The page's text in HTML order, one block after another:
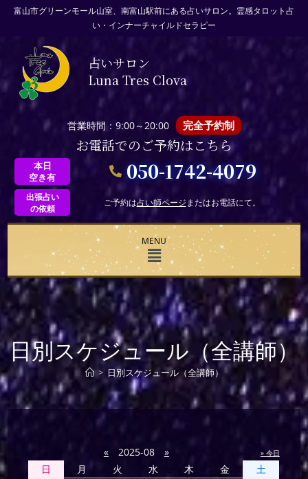
富山市グリーンモール山室、南富山駅前にある占いサロン。霊感タロット占
い・インナーチャイルドセラピー
占いサロン
Luna Tres Clova
営業時間：9:00～20:00 完全予約制
お電話でのご予約はこちら
本日
空き有
050-1742-4079
出張占い
の依頼
ご予約は占い師ページまたはお電話にて。
MENU
日別スケジュール（全講師）
> 日別スケジュール（全講師）
« 2025-08 » » 今日
日 月 火 水 木 金
土